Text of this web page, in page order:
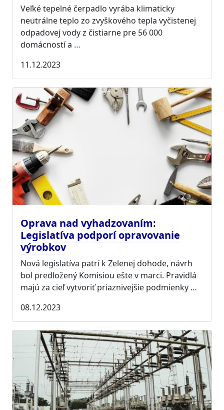
Veľké tepelné čerpadlo vyrába klimaticky
neutrálne teplo zo zvyškového tepla vyčistenej
odpadovej vody z čistiarne pre 56 000
domácností a …
11.12.2023
Oprava nad vyhadzovaním:
Legislatíva podporí opravovanie
výrobkov
Nová legislatíva patrí k Zelenej dohode, návrh
bol predložený Komisiou ešte v marci. Pravidlá
majú za cieľ vytvoriť priaznivejšie podmienky …
08.12.2023